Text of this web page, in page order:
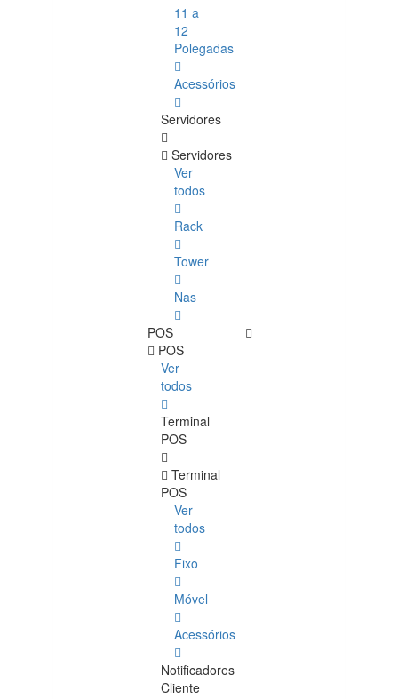
11 a
12
Polegadas
Acessórios
Servidores
Servidores
Ver
todos
Rack
Tower
Nas
POS
POS
Ver
todos
Terminal
POS
Terminal
POS
Ver
todos
Fixo
Móvel
Acessórios
Notificadores
Cliente